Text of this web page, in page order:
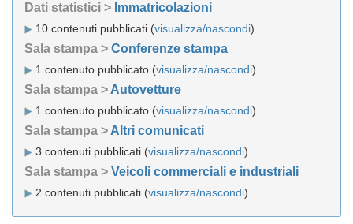
Dati statistici > Immatricolazioni
10 contenuti pubblicati (visualizza/nascondi)
Sala stampa > Conferenze stampa
1 contenuto pubblicato (visualizza/nascondi)
Sala stampa > Autovetture
1 contenuto pubblicato (visualizza/nascondi)
Sala stampa > Altri comunicati
3 contenuti pubblicati (visualizza/nascondi)
Sala stampa > Veicoli commerciali e industriali
2 contenuti pubblicati (visualizza/nascondi)